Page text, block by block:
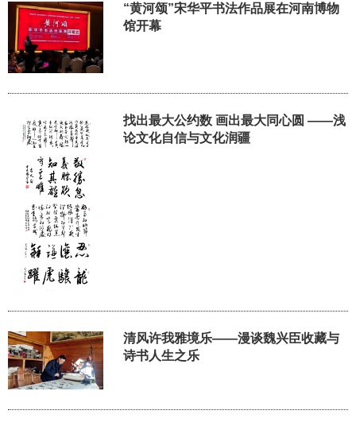
“黄河颂”宋华平书法作品展在河南博物
馆开幕
找出最大公约数 画出最大同心圆 ——浅
论文化自信与文化润疆
清风许我雅境乐——漫谈魏兴臣收藏与
诗书人生之乐